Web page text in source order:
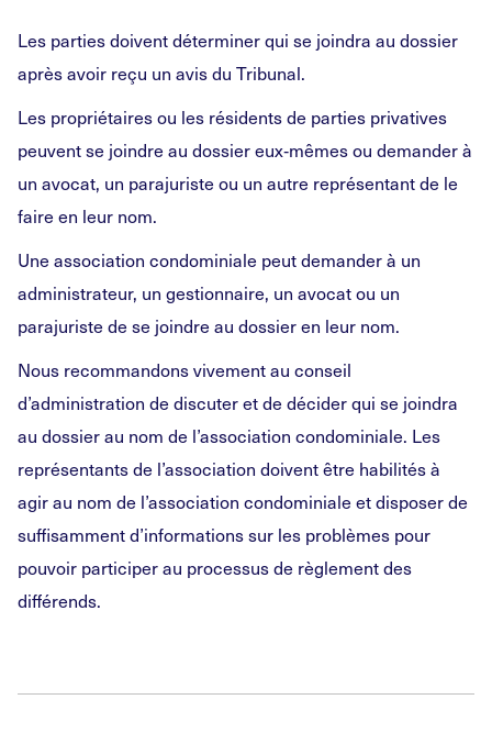
Les parties doivent déterminer qui se joindra au dossier
après avoir reçu un avis du Tribunal.
Les propriétaires ou les résidents de parties privatives
peuvent se joindre au dossier eux‑mêmes ou demander à
un avocat, un parajuriste ou un autre représentant de le
faire en leur nom.
Une association condominiale peut demander à un
administrateur, un gestionnaire, un avocat ou un
parajuriste de se joindre au dossier en leur nom.
Nous recommandons vivement au conseil
d’administration de discuter et de décider qui se joindra
au dossier au nom de l’association condominiale. Les
représentants de l’association doivent être habilités à
agir au nom de l’association condominiale et disposer de
suffisamment d’informations sur les problèmes pour
pouvoir participer au processus de règlement des
différends.